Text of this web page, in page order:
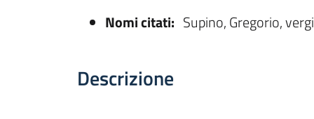
Nomi citati: Supino, Gregorio,
Descrizione